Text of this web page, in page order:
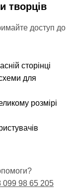
творців
доступ до
сторінці
для
розмірі
099 98 65 205